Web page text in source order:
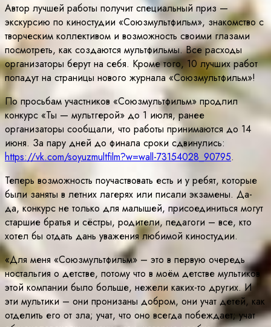
Автор лучшей работы получит специальный приз —
экскурсию по киностудии «Союзмультфильм», знакомство с
творческим коллективом и возможность своими глазами
посмотреть, как создаются мультфильмы. Все расходы
организаторы берут на себя. Кроме того, 10 лучших работ
попадут на страницы нового журнала «Союзмультфильм»!
По просьбам участников «Союзмультфильм» продлил
конкурс «Ты — мультгерой» до 1 июля, ранее
организаторы сообщали, что работы принимаются до 14
июня. За пару дней до финала сроки сдвинулись:
https://vk.com/soyuzmultfilm?w=wall-73154028_90795.
Теперь возможность поучаствовать есть и у ребят, которые
были заняты в летних лагерях или писали экзамены. Да-
да, конкурс не только для малышей, присоединиться могут
старшие братья и сёстры, родители, педагоги – все, кто
хотел бы отдать дань уважения любимой киностудии.
«Для меня «Союзмультфильм» – это в первую очередь
ностальгия о детстве, потому что в моём детстве мультиков
этой компании было больше, нежели каких-то других. И
эти мультики – они пронизаны добром, они учат детей, как
отделить его от зла; учат, что оно всегда побеждает; учат